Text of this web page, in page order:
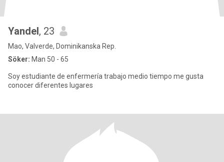
Yandel, 23
Mao, Valverde, Dominikanska Rep.
Söker: Man 50 - 65
Soy estudiante de enfermería trabajo medio tiempo me gusta
conocer diferentes lugares